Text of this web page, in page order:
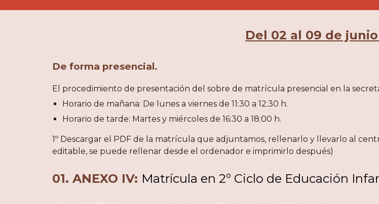
Del 02 al 09 de
De forma presencial.
El procedimiento de presentación del sobre de matrícula presencial en la
Horario de mañana: De lunes a viernes de 11:30 a 12:30 h.
Horario de tarde: Martes y miércoles de 16:30 a 18:00 h.
1º Descargar el PDF de la matrícula que adjuntamos, rellenarlo y llevarlo al
editable, se puede rellenar desde el ordenador e imprimirlo después)
01. ANEXO IV: Matrícula en 2º Ciclo de Educación